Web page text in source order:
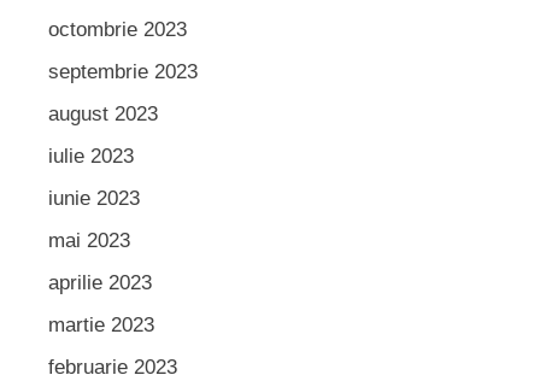
octombrie 2023
septembrie 2023
august 2023
iulie 2023
iunie 2023
mai 2023
aprilie 2023
martie 2023
februarie 2023